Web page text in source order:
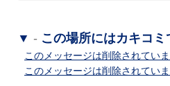
▼ - この場所にはカキコミ
このメッセージは削除されてい
このメッセージは削除されてい